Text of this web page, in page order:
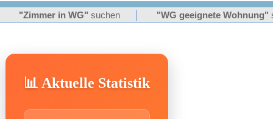
"Zimmer in WG" suchen "WG geeignete Wohnung"
📊 Aktuelle Statistik